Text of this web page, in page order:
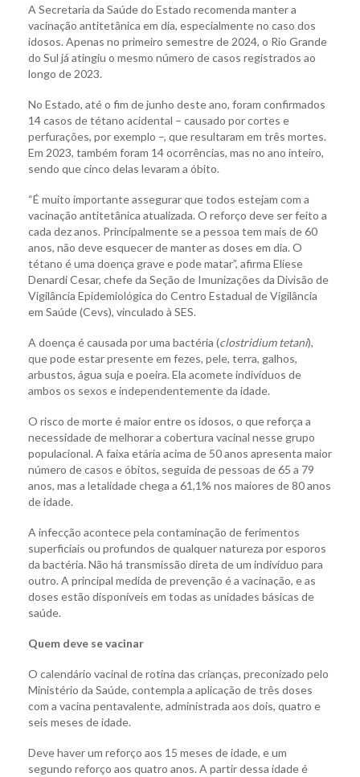
A Secretaria da Saúde do Estado recomenda manter a
vacinação antitetânica em dia, especialmente no caso dos
idosos. Apenas no primeiro semestre de 2024, o Rio Grande
do Sul já atingiu o mesmo número de casos registrados ao
longo de 2023.
No Estado, até o fim de junho deste ano, foram confirmados
14 casos de tétano acidental – causado por cortes e
perfurações, por exemplo –, que resultaram em três mortes.
Em 2023, também foram 14 ocorrências, mas no ano inteiro,
sendo que cinco delas levaram a óbito.
“É muito importante assegurar que todos estejam com a
vacinação antitetânica atualizada. O reforço deve ser feito a
cada dez anos. Principalmente se a pessoa tem mais de 60
anos, não deve esquecer de manter as doses em dia. O
tétano é uma doença grave e pode matar”, afirma Eliese
Denardi Cesar, chefe da Seção de Imunizações da Divisão de
Vigilância Epidemiológica do Centro Estadual de Vigilância
em Saúde (Cevs), vinculado à SES.
A doença é causada por uma bactéria (clostridium tetani),
que pode estar presente em fezes, pele, terra, galhos,
arbustos, água suja e poeira. Ela acomete indivíduos de
ambos os sexos e independentemente da idade.
O risco de morte é maior entre os idosos, o que reforça a
necessidade de melhorar a cobertura vacinal nesse grupo
populacional. A faixa etária acima de 50 anos apresenta maior
número de casos e óbitos, seguida de pessoas de 65 a 79
anos, mas a letalidade chega a 61,1% nos maiores de 80 anos
de idade.
A infecção acontece pela contaminação de ferimentos
superficiais ou profundos de qualquer natureza por esporos
da bactéria. Não há transmissão direta de um indivíduo para
outro. A principal medida de prevenção é a vacinação, e as
doses estão disponíveis em todas as unidades básicas de
saúde.
Quem deve se vacinar
O calendário vacinal de rotina das crianças, preconizado pelo
Ministério da Saúde, contempla a aplicação de três doses
com a vacina pentavalente, administrada aos dois, quatro e
seis meses de idade.
Deve haver um reforço aos 15 meses de idade, e um
segundo reforço aos quatro anos. A partir dessa idade é